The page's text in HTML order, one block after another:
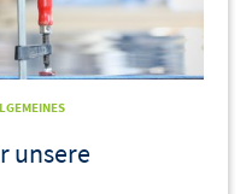
unsere